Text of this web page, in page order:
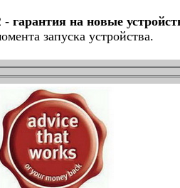
- гарантия на новые
запуска устройства.